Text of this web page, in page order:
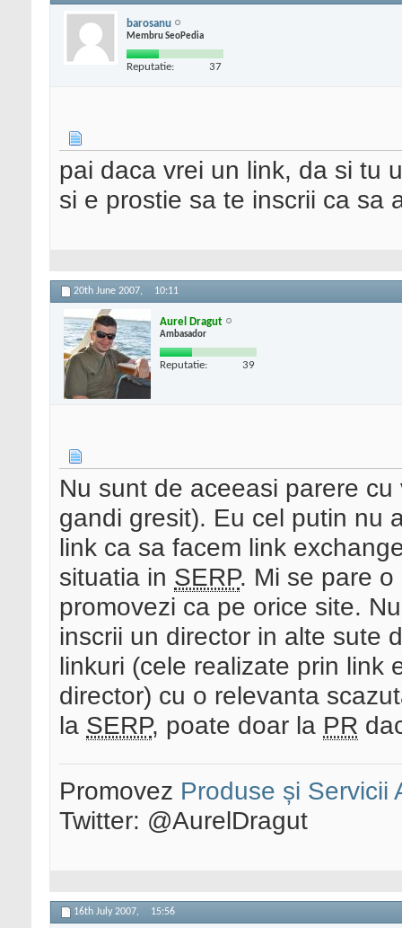
barosanu
Membru SeoPedia
Reputatie: 37
pai daca vrei un link, da si tu
si e prostie sa te inscrii ca sa
20th June 2007, 10:11
Aurel Dragut
Ambasador
Reputatie: 39
Nu sunt de aceeasi parere
gandi gresit). Eu cel putin nu
link ca sa facem link
situatia in SERP. Mi se pare
promovezi ca pe orice site.
inscrii un director in alte sute
linkuri (cele realizate prin link
director) cu o relevanta
la SERP, poate doar la PR
Promovez Produse și Servicii
Twitter: @AurelDragut
16th July 2007, 15:56